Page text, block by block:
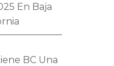
En Baja
BC Una